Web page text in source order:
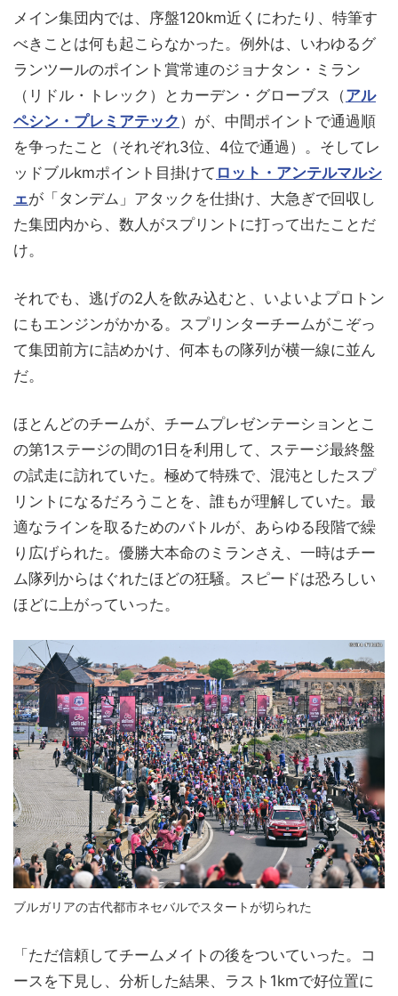
メイン集団内では、序盤120km近くにわたり、特筆す
べきことは何も起こらなかった。例外は、いわゆるグ
ランツールのポイント賞常連のジョナタン・ミラン
（リドル・トレック）とカーデン・グローブス（アル
ペシン・プレミアテック ）が、中間ポイントで通過順
を争ったこと（それぞれ3位、4位で通過）。そしてレ
ッドブルkmポイント目掛けて ロット・アンテルマルシ
ェが「タンデム」アタックを仕掛け、大急ぎで回収し
た集団内から、数人がスプリントに打って出たことだ
け。
それでも、逃げの2人を飲み込むと、いよいよプロトン
にもエンジンがかかる。スプリンターチームがこぞっ
て集団前方に詰めかけ、何本もの隊列が横一線に並ん
だ。
ほとんどのチームが、チームプレゼンテーションとこ
の第1ステージの間の1日を利用して、ステージ最終盤
の試走に訪れていた。極めて特殊で、混沌としたスプ
リントになるだろうことを、誰もが理解していた。最
適なラインを取るためのバトルが、あらゆる段階で繰
り広げられた。優勝大本命のミランさえ、一時はチー
ム隊列からはぐれたほどの狂騒。スピードは恐ろしい
ほどに上がっていった。
ブルガリアの古代都市ネセバルでスタートが切られた
「ただ信頼してチームメイトの後をついていった。コ
ースを下見し、分析した結果、ラスト1kmで好位置に